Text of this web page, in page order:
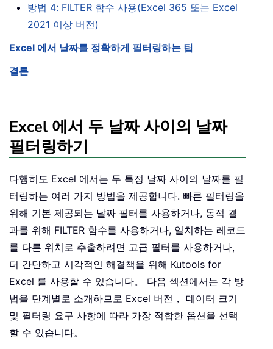
방법 4: FILTER 함수 사용(Excel 365 또는 Excel
2021 이상 버전)
Excel 에서 날짜를 정확하게 필터링하는 팁
결론
Excel 에서 두 날짜 사이의 날짜
필터링하기
다행히도 Excel 에서는 두 특정 날짜 사이의 날짜를 필
터링하는 여러 가지 방법을 제공합니다. 빠른 필터링을
위해 기본 제공되는 날짜 필터를 사용하거나, 동적 결
과를 위해 FILTER 함수를 사용하거나, 일치하는 레코드
를 다른 위치로 추출하려면 고급 필터를 사용하거나,
더 간단하고 시각적인 해결책을 위해 Kutools for
Excel 를 사용할 수 있습니다。 다음 섹션에서는 각 방
법을 단계별로 소개하므로 Excel 버전， 데이터 크기
및 필터링 요구 사항에 따라 가장 적합한 옵션을 선택
할 수 있습니다。